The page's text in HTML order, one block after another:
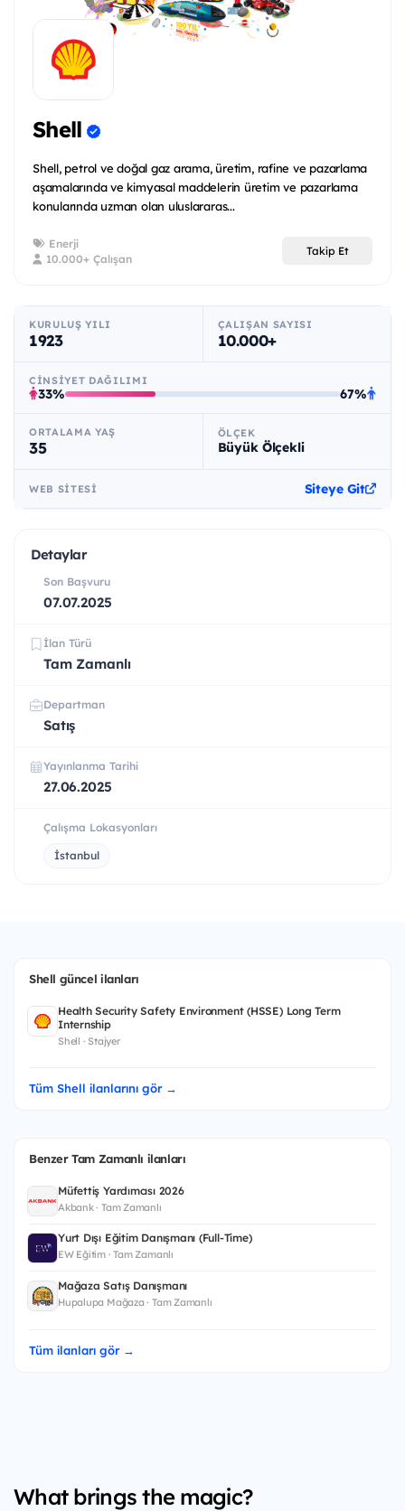
Shell
Shell, petrol ve doğal gaz arama, üretim, rafine ve pazarlama
aşamalarında ve kimyasal maddelerin üretim ve pazarlama
konularında uzman olan uluslararas...
Enerji
10.000+ Çalışan
Takip Et
KURULUŞ YILI
1923
ÇALIŞAN SAYISI
10.000+
CINSIYET DAĞILIMI
33% 67%
ORTALAMA YAŞ
35
ÖLÇEK
Büyük Ölçekli
WEB SITESI Siteye Git
Detaylar
Son Başvuru
07.07.2025
İlan Türü
Tam Zamanlı
Departman
Satış
Yayınlanma Tarihi
27.06.2025
Çalışma Lokasyonları
İstanbul
Shell güncel ilanları
Health Security Safety Environment (HSSE) Long Term
Internship
Shell · Stajyer
Tüm Shell ilanlarını gör →
Benzer Tam Zamanlı ilanları
Müfettiş Yardımcısı 2026
Akbank · Tam Zamanlı
Yurt Dışı Eğitim Danışmanı (Full-Time)
EW Eğitim · Tam Zamanlı
Mağaza Satış Danışmanı
Hupalupa Mağaza · Tam Zamanlı
Tüm ilanları gör →
What brings the magic?